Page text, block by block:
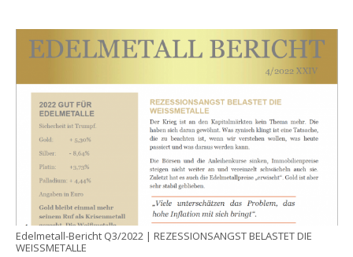
Edelmetall-Bericht Q3/2022 | REZESSIONSANGST BELASTET DIE
WEISSMETALLE